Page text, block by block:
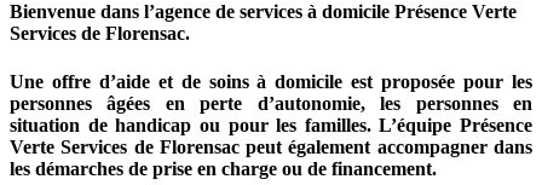
Bienvenue dans l’agence de services à domicile Présence Verte
Services de Florensac.
Une offre d’aide et de soins à domicile est proposée pour les
personnes âgées en perte d’autonomie, les personnes en
situation de handicap ou pour les familles.L’équipe Présence
Verte Services de Florensac peut également accompagner dans
les démarches de prise en charge ou de financement.